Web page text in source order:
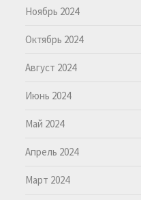
Ноябрь 2024
Октябрь 2024
Август 2024
Июнь 2024
Май 2024
Апрель 2024
Март 2024